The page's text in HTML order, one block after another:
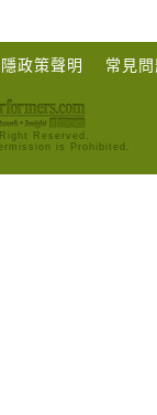
政策聲明 常見
Reserved.
is Prohibited.